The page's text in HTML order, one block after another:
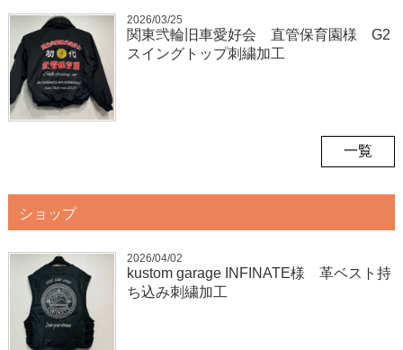
2026/03/25
関東弐輪旧車愛好会 直管保育園様 G2
スイングトップ刺繍加工
一覧
ショップ
2026/04/02
kustom garage INFINATE様 革ベスト持
ち込み刺繍加工